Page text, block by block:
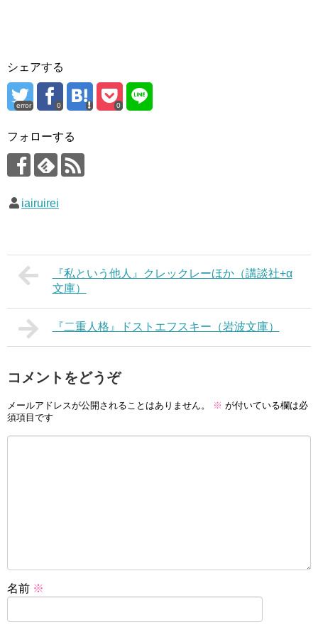
シェアする
error 0 0
フォローする
iairuirei
『私という他人』クレックレーほか（講談社+α
文庫）
『二重人格』ドストエフスキー（岩波文庫）
コメントをどうぞ
メールアドレスが公開されることはありません。 ※ が付いている欄は必
須項目です
名前 ※